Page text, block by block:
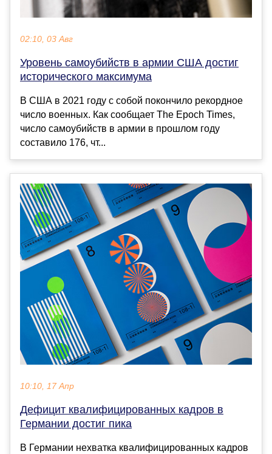
02:10, 03 Авг
Уровень самоубийств в армии США достиг
исторического максимума
В США в 2021 году с собой покончило рекордное
число военных. Как сообщает The Epoch Times,
число самоубийств в армии в прошлом году
составило 176, чт...
10:10, 17 Апр
Дефицит квалифицированных кадров в
Германии достиг пика
В Германии нехватка квалифицированных кадров